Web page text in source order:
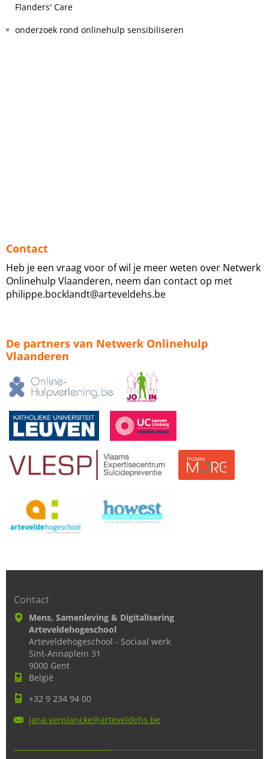
Flanders' Care
onderzoek rond onlinehulp sensibiliseren
Contact
Heb je een vraag voor of wil je meer weten over Netwerk
Onlinehulp Vlaanderen, neem dan contact op met
philippe.bocklandt@arteveldehs.be
De partners van Netwerk Onlinehulp
Vlaanderen
Contact
Mens, Samenleving & Digitalisering
Arteveldehogeschool
Arteveldehogeschool - Sociaal werk
Sint-Annaplein 31
9000 Gent
België
+32 9 234 94 00
jana.verplancke@arteveldehs.be